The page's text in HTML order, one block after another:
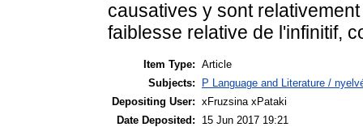
causatives y sont
faiblesse relative de l'infinitif,
Item Type: Article
Subjects:
P Language and Literature /
Depositing User: xFruzsina xPataki
Date Deposited:
15 Jun 2017 19:21